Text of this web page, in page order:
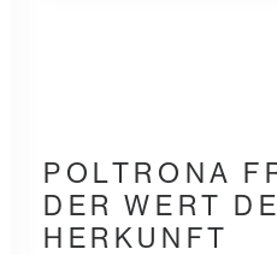
POLTRONA
DER WERT
HERKUNFT